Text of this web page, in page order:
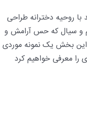
با روحیه دخترانه طراحی
و سیال که حس آرامش و
این بخش یک نمونه موردی
را معرفی خواهیم کرد